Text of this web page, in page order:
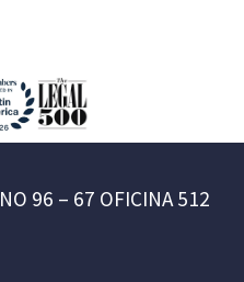
96 – 67 OFICINA 512